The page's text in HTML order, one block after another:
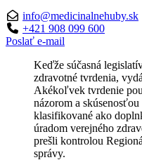
info@medicinalnehuby.sk
+421 908 099 600
Poslať e-mail
Keďže súčasná
zdravotné tvrdenia,
Akékoľvek tvrdenie
názorom a
klasifikované ako
úradom verejného
prešli kontrolou
správy.